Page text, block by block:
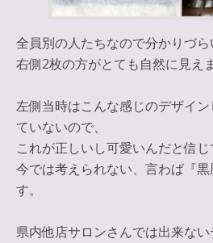
全員別の人たちなので分かりづら
右側2枚の方がとても自然に見え
左側当時はこんな感じのデザイ
ていないので、
これが正しいし可愛いんだと信じ
今では考えられない、言わば『
す。
県内他店サロンさんでは出来ない